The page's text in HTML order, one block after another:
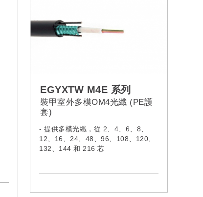
EGYXTW M4E 系列
裝甲室外多模OM4光纖 (PE護
套)
- 提供多模光纖，從 2、4、6、8、
12、16、24、48、96、108、120、
132、144 和 216 芯